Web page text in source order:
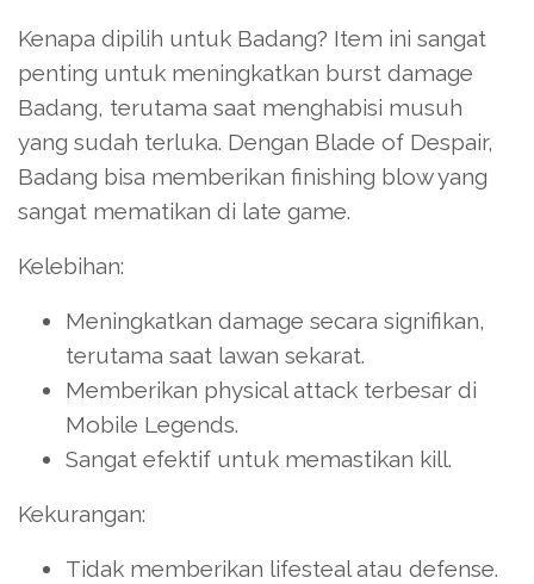
Kenapa dipilih untuk Badang? Item ini sangat
penting untuk meningkatkan burst damage
Badang, terutama saat menghabisi musuh
yang sudah terluka. Dengan Blade of Despair,
Badang bisa memberikan finishing blow yang
sangat mematikan di late game.
Kelebihan:
Meningkatkan damage secara signifikan,
terutama saat lawan sekarat.
Memberikan physical attack terbesar di
Mobile Legends.
Sangat efektif untuk memastikan kill.
Kekurangan:
Tidak memberikan lifesteal atau defense.